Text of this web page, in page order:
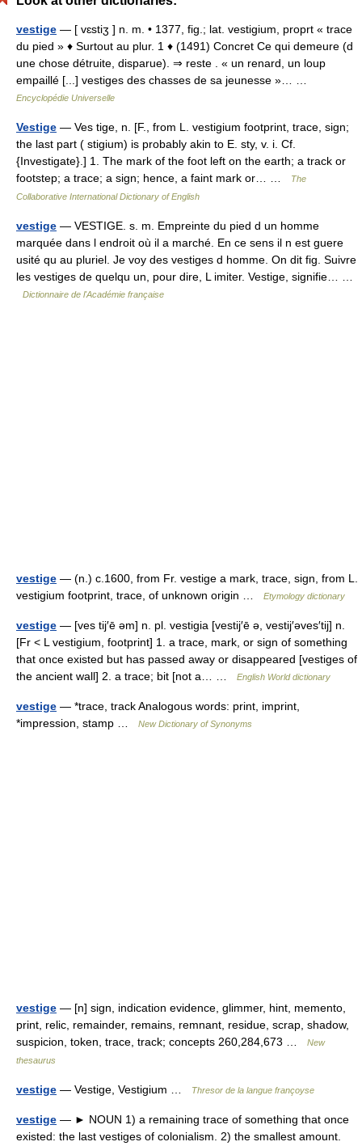
vestige — [ vɛstiʒ ] n. m. • 1377, fig.; lat. vestigium, proprt « trace
du pied » ♦ Surtout au plur. 1 ♦ (1491) Concret Ce qui demeure (d
une chose détruite, disparue). ⇒ reste . « un renard, un loup
empaillé [...] vestiges des chasses de sa jeunesse »… …
Encyclopédie Universelle
Vestige — Ves tige, n. [F., from L. vestigium footprint, trace, sign;
the last part ( stigium) is probably akin to E. sty, v. i. Cf.
{Investigate}.] 1. The mark of the foot left on the earth; a track or
footstep; a trace; a sign; hence, a faint mark or… …
The
Collaborative International Dictionary of English
vestige — VESTIGE. s. m. Empreinte du pied d un homme
marquée dans l endroit où il a marché. En ce sens il n est guere
usité qu au pluriel. Je voy des vestiges d homme. On dit fig. Suivre
les vestiges de quelqu un, pour dire, L imiter. Vestige, signifie… …
Dictionnaire de l'Académie française
vestige — (n.) c.1600, from Fr. vestige a mark, trace, sign, from L.
vestigium footprint, trace, of unknown origin …
Etymology dictionary
vestige — [ves tij′ē əm] n. pl. vestigia [vestij′ē ə, vestij′əves′tij] n.
[Fr < L vestigium, footprint] 1. a trace, mark, or sign of something
that once existed but has passed away or disappeared [vestiges of
the ancient wall] 2. a trace; bit [not a… …
English World dictionary
vestige — *trace, track Analogous words: print, imprint,
*impression, stamp …
New Dictionary of Synonyms
vestige — [n] sign, indication evidence, glimmer, hint, memento,
print, relic, remainder, remains, remnant, residue, scrap, shadow,
suspicion, token, trace, track; concepts 260,284,673 …
New
thesaurus
vestige — Vestige, Vestigium … Thresor de la langue françoyse
vestige — ► NOUN 1) a remaining trace of something that once
existed: the last vestiges of colonialism. 2) the smallest amount.